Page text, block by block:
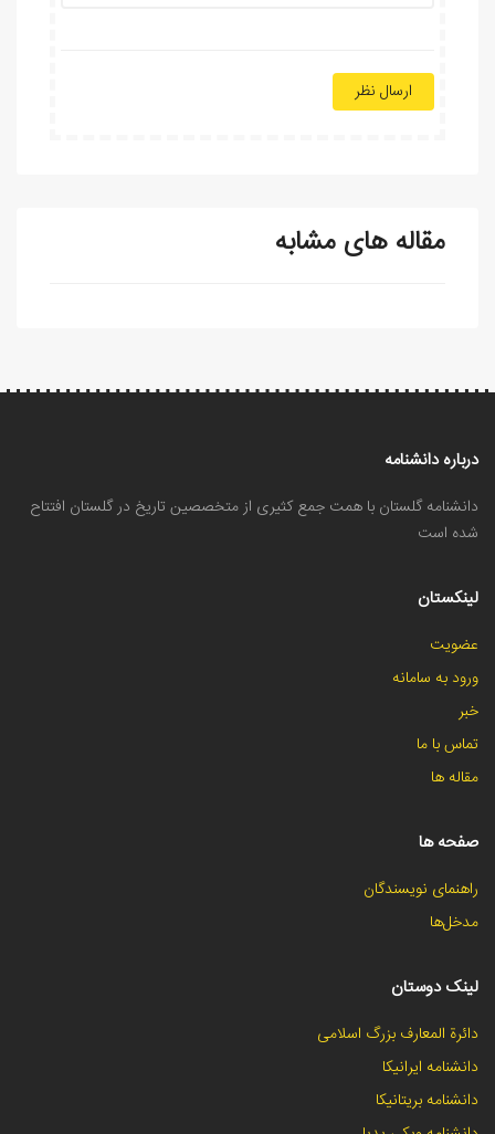
ارسال نظر
مقاله های مشابه
درباره دانشنامه
دانشنامه گلستان با همت جمع کثیری از متخصصین تاریخ در گلستان افتتاح
شده است
لینکستان
عضویت
ورود به سامانه
خبر
تماس با ما
مقاله ها
صفحه ها
راهنمای نویسندگان
مدخل‌ها
لینک دوستان
دائرة المعارف بزرگ اسلامی
دانشنامه ایرانیکا
دانشنامه بریتانیکا